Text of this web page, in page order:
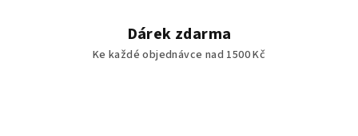
Dárek zdarma
Ke každé objednávce nad 1500 Kč